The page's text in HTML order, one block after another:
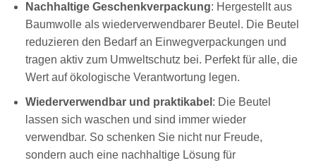
Nachhaltige Geschenkverpackung: Hergestellt aus
Baumwolle als wiederverwendbarer Beutel. Die Beutel
reduzieren den Bedarf an Einwegverpackungen und
tragen aktiv zum Umweltschutz bei. Perfekt für alle, die
Wert auf ökologische Verantwortung legen.
Wiederverwendbar und praktikabel : Die Beutel
lassen sich waschen und sind immer wieder
verwendbar. So schenken Sie nicht nur Freude,
sondern auch eine nachhaltige Lösung für